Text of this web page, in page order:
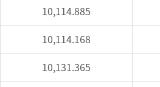
10,114.885
10,114.168
10,131.365